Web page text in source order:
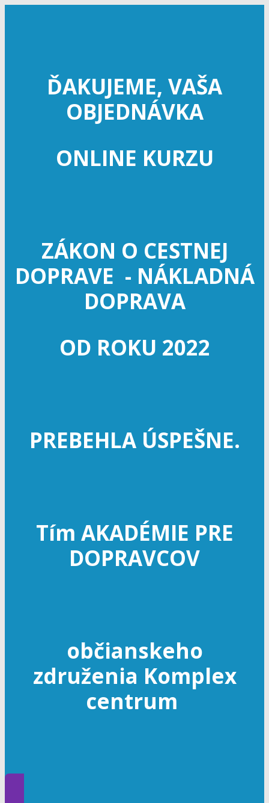
ĎAKUJEME, VAŠA
OBJEDNÁVKA
ONLINE KURZU
ZÁKON O CESTNEJ
DOPRAVE - NÁKLADNÁ
DOPRAVA
OD ROKU 2022
PREBEHLA ÚSPEŠNE.
Tím AKADÉMIE PRE
DOPRAVCOV
občianskeho
združenia Komplex
centrum